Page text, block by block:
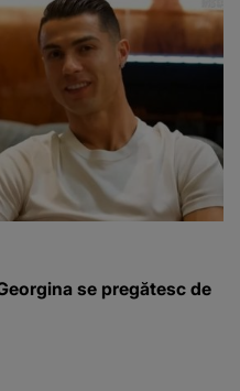
se pregătesc de